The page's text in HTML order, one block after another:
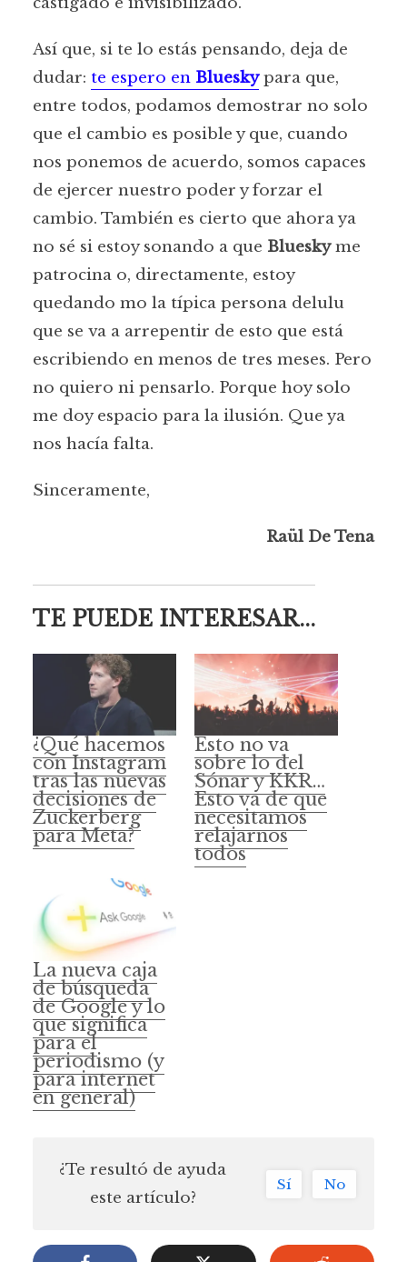
Así que, si te lo estás pensando, deja de
dudar: te espero en Blueskypara que,
entre todos, podamos demostrar no solo
que el cambio es posible y que, cuando
nos ponemos de acuerdo, somos capaces
de ejercer nuestro poder y forzar el
cambio. También es cierto que ahora ya
no sé si estoy sonando a que Blueskyme
patrocina o, directamente, estoy
quedando mo la típica persona delulu
que se va a arrepentir de esto que está
escribiendo en menos de tres meses. Pero
no quiero ni pensarlo. Porque hoy solo
me doy espacio para la ilusión. Que ya
nos hacía falta.
Sinceramente,
Raül De Tena
TE PUEDE INTERESAR...
¿Qué hacemos
con Instagram
tras las nuevas
decisiones de
Zuckerberg
para Meta?
Esto no va
sobre lo del
Sónar y KKR…
Esto va de que
necesitamos
relajarnos
todos
La nueva caja
de búsqueda
de Google y lo
que significa
para el
periodismo (y
para internet
en general)
¿Te resultó de ayuda
este artículo?
Sí No